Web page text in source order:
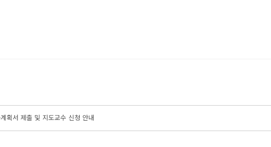
획서 제출 및 지도교수 신청 안내